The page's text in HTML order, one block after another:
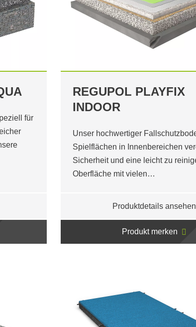
für
REGUPOL PLAYFIX
INDOOR
Unser hochwertiger
Spielflächen in Innenbereichen
Sicherheit und eine leicht zu
Oberfläche mit vielen…
Produktdetails ansehen
Produkt merken